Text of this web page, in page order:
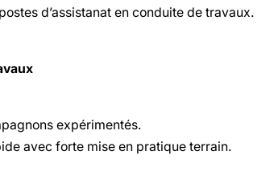
d’assistanat en conduite de travaux.
expérimentés.
avec forte mise en pratique terrain.